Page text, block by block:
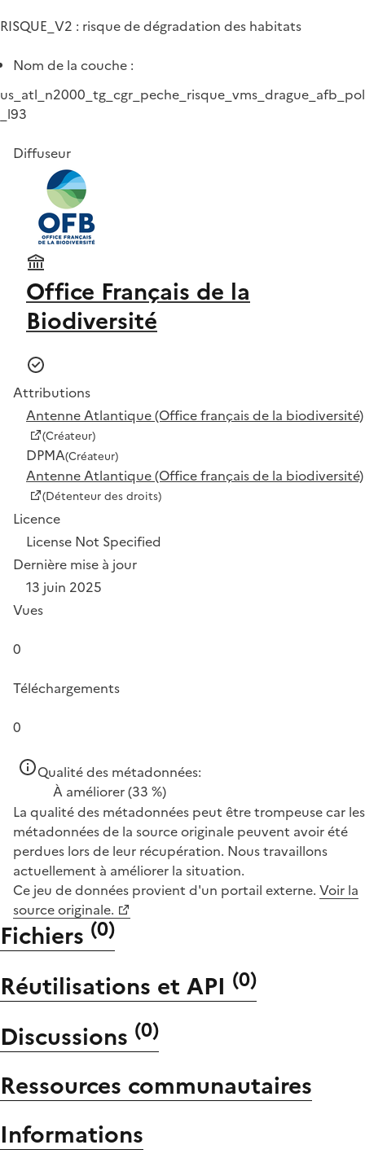
RISQUE_V2 : risque de dégradation des habitats
Nom de la couche :
us_atl_n2000_tg_cgr_peche_risque_vms_drague_afb_pol
_l93
Diffuseur
Office Français de la
Biodiversité
Attributions
Antenne Atlantique (Office français de la biodiversité)
(Créateur)
DPMA(Créateur)
Antenne Atlantique (Office français de la biodiversité)
(Détenteur des droits)
Licence
License Not Specified
Dernière mise à jour
13 juin 2025
Vues
0
Téléchargements
0
Qualité des métadonnées:
À améliorer(33 %)
La qualité des métadonnées peut être trompeuse car les
métadonnées de la source originale peuvent avoir été
perdues lors de leur récupération. Nous travaillons
actuellement à améliorer la situation.
Ce jeu de données provient d'un portail externe. Voir la
source originale.
Fichiers (0)
Réutilisations et API (0)
Discussions (0)
Ressources communautaires
Informations